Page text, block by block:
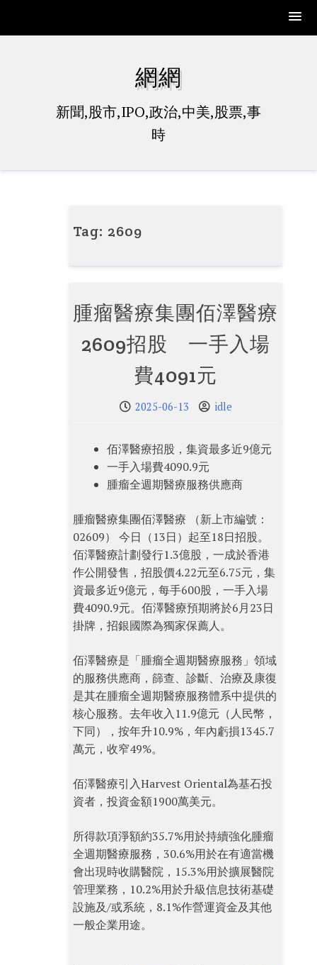
網網
新聞,股市,IPO,政治,中美,股票,事
時
Tag: 2609
腫瘤醫療集團佰澤醫療
2609招股 一手入場
費4091元
2025-06-13 idle
佰澤醫療招股，集資最多近9億元
一手入場費4090.9元
腫瘤全週期醫療服務供應商
腫瘤醫療集團佰澤醫療 （新上市編號：
02609） 今日（13日）起至18日招股。
佰澤醫療計劃發行1.3億股，一成於香港
作公開發售，招股價4.22元至6.75元，集
資最多近9億元，每手600股，一手入場
費4090.9元。佰澤醫療預期將於6月23日
掛牌，招銀國際為獨家保薦人。
佰澤醫療是「腫瘤全週期醫療服務」領域
的服務供應商，篩查、診斷、治療及康復
是其在腫瘤全週期醫療服務體系中提供的
核心服務。去年收入11.9億元（人民幣，
下同），按年升10.9%，年內虧損1345.7
萬元，收窄49%。
佰澤醫療引入Harvest Oriental為基石投
資者，投資金額1900萬美元。
所得款項淨額約35.7%用於持續強化腫瘤
全週期醫療服務，30.6%用於在有適當機
會出現時收購醫院，15.3%用於擴展醫院
管理業務，10.2%用於升級信息技術基礎
設施及/或系統，8.1%作營運資金及其他
一般企業用途。